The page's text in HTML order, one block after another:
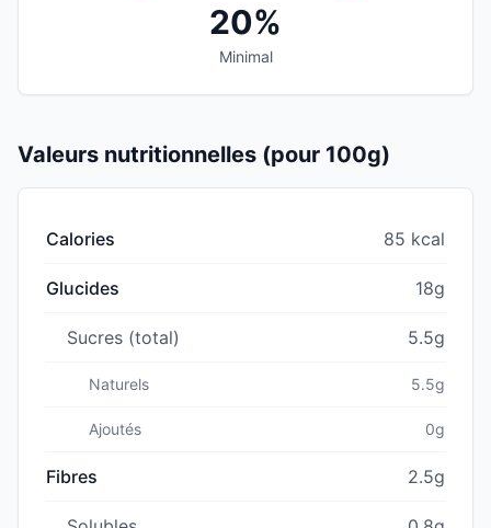
20%
Minimal
Valeurs nutritionnelles (pour 100g)
Calories 85 kcal
Glucides 18g
Sucres (total) 5.5g
Naturels 5.5g
Ajoutés 0g
Fibres 2.5g